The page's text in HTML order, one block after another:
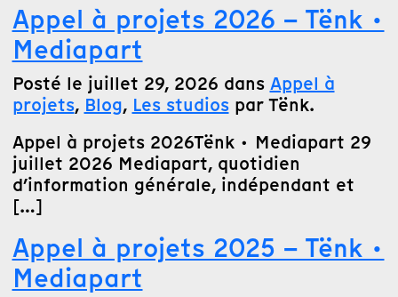
Appel à projets 2026 – Tënk ·
Mediapart
Posté le juillet 29, 2026 dans Appel à
projets, Blog, Les studiospar Tënk.
Appel à projets 2026Tënk · Mediapart 29
juillet 2026 Mediapart, quotidien
d’information générale, indépendant et
[…]
Appel à projets 2025 – Tënk ·
Mediapart